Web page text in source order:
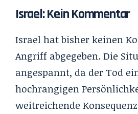
Israel: Kein Kommentar
Israel hat bisher keinen
Angriff abgegeben. Die
angespannt, da der Tod
hochrangigen
weitreichende